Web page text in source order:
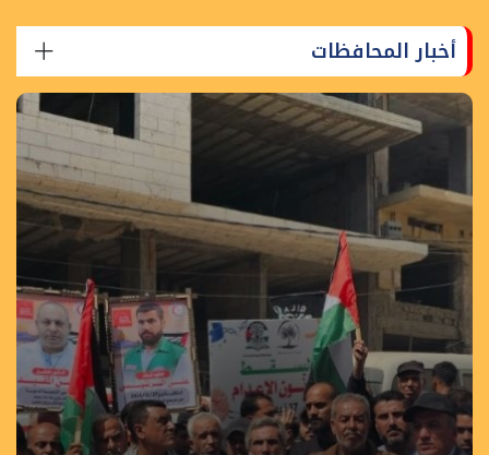
أخبار المحافظات